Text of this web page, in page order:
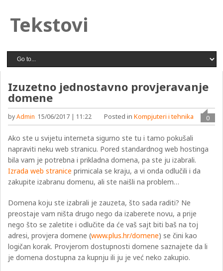
Tekstovi
Izuzetno jednostavno provjeravanje
domene
byAdmin 15/06/2017 | 11:22 0
Posted in Kompjuteri i tehnika
Ako ste u svijetu interneta sigurno ste tu i tamo pokušali
napraviti neku web stranicu. Pored standardnog web hostinga
bila vam je potrebna i prikladna domena, pa ste ju izabrali.
Izrada web stranice primicala se kraju, a vi onda odlučili i da
zakupite izabranu domenu, ali ste naišli na problem…
Domena koju ste izabrali je zauzeta, što sada raditi? Ne
preostaje vam ništa drugo nego da izaberete novu, a prije
nego što se zaletite i odlučite da će vaš sajt biti baš na toj
adresi,provjera domene (www.plus.hr/domene) se čini kao
logičan korak. Provjerom dostupnosti domene saznajete da li
je domena dostupna za kupnju ili ju je već neko zakupio.